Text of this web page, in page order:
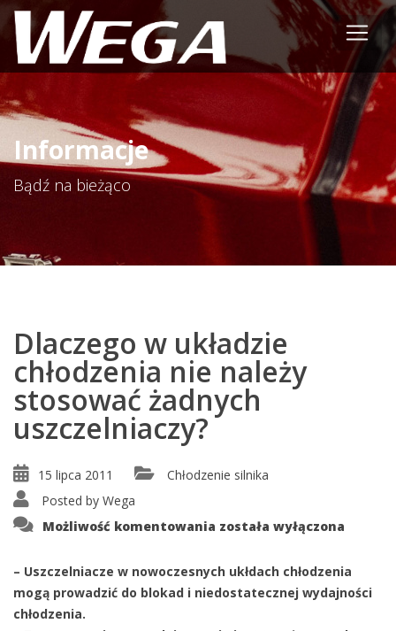
Informacje
Bądź na bieżąco
Dlaczego w układzie
chłodzenia nie należy
stosować żadnych
uszczelniaczy?
15 lipca 2011
Chłodzenie silnika
Posted by Wega
Możliwość komentowania Dlaczego
w
nie
stosować
została wyłączona
– Uszczelniacze w nowoczesnych ukłdach chłodzenia
mogą prowadzić do blokad i niedostatecznej wydajności
chłodzenia.